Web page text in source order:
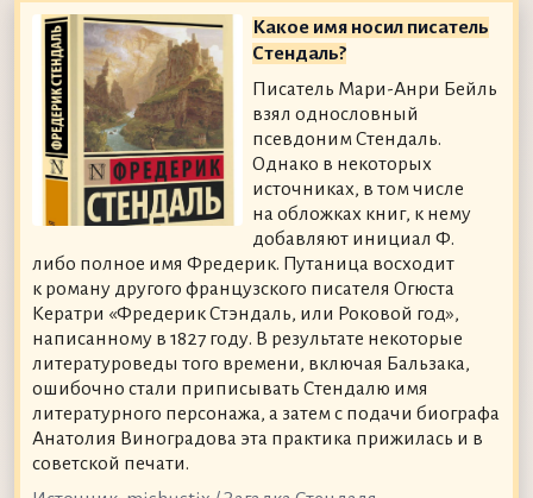
Какое имя носил писатель
Стендаль?
Писатель Мари-Анри Бейль
взял однословный
псевдоним Стендаль.
Однако в некоторых
источниках, в том числе
на обложках книг, к нему
добавляют инициал Ф.
либо полное имя Фредерик. Путаница восходит
к роману другого французского писателя Огюста
Кератри «Фредерик Стэндаль, или Роковой год»,
написанному в 1827 году. В результате некоторые
литературоведы того времени, включая Бальзака,
ошибочно стали приписывать Стендалю имя
литературного персонажа, а затем с подачи биографа
Анатолия Виноградова эта практика прижилась и в
советской печати.